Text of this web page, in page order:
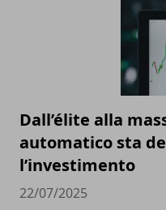
Dall’élite alla
automatico sta
l’investimento
22/07/2025